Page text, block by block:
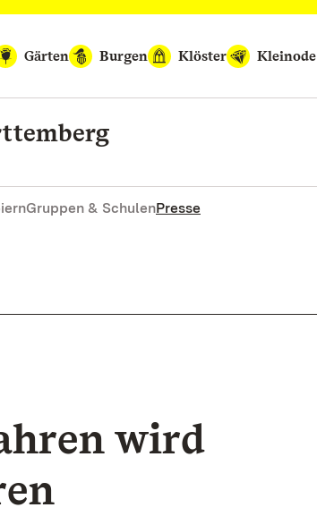
Gärten Burgen Klöster Kleinode
Gruppen & SchulenPresse
wird